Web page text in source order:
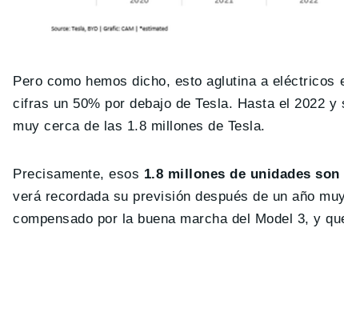
Pero como hemos dicho, esto aglutina a
cifras un 50% por debajo de Tesla. Hasta el 2022
muy cerca de las 1.8 millones de Tesla.
Precisamente, esos 1.8 millones de unidades
verá recordada su previsión después de un año
compensado por la buena marcha del Model 3, y